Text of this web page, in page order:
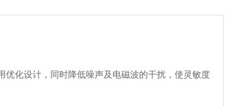
优化设计，同时降低噪声及电磁波的干扰，使灵敏度